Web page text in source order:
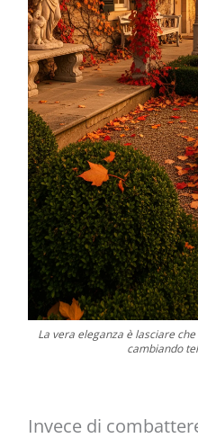
La vera eleganza è lasciare
cambiando
Invece di